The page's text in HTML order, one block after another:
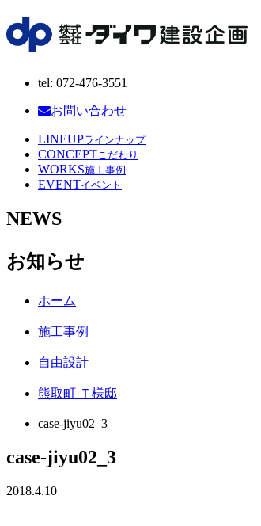
tel: 072-476-3551
お問い合わせ
LINEUPラインナップ
CONCEPT こだわり
WORKS施工事例
EVENTイベント
NEWS
お知らせ
ホーム
施工事例
自由設計
熊取町 Ｔ様邸
case-jiyu02_3
case-jiyu02_3
2018.4.10